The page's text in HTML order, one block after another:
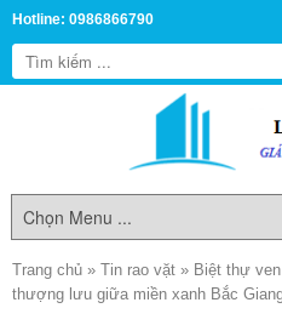
Hotline: 0986866790
Trang chủ » Tin rao vặt » Biệt thự
thượng lưu giữa miền xanh Bắc